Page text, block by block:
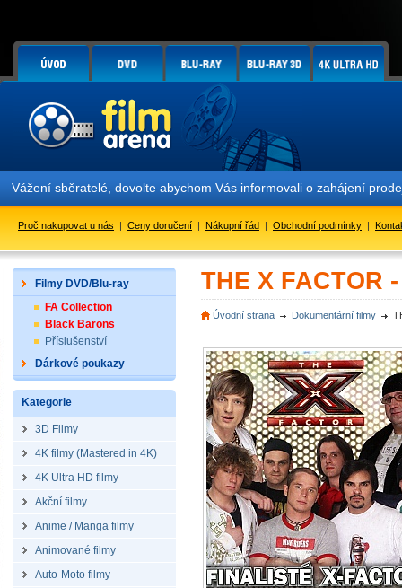
sběratelé, dovolte abychom Vás informovali o zahájení prodeje
Proč nakupovat u nás | Ceny doručení | Nákupní řád | Obchodní podmínky |
Filmy DVD/Blu-ray
FA Collection
Black Barons
Příslušenství
Dárkové poukazy
Kategorie
3D Filmy
4K filmy (Mastered in 4K)
4K Ultra HD filmy
Akční filmy
Anime / Manga filmy
Animované filmy
Auto-Moto filmy
THE X FACTOR
Úvodní strana Dokumentární filmy